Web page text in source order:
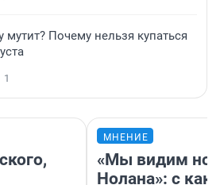
мутит? Почему нельзя купаться
1
МНЕНИЕ
«Мы видим
Нолана»: с